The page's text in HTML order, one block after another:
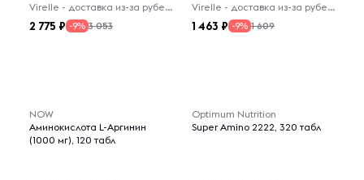
Virelle - доставка из-за рубежа
2 775 -9% 3 053
Virelle - доставка из-за рубежа
1 463 -9% 1 609
NOW
Аминокислота L-Аргинин
(1000 мг), 120 табл
Optimum Nutrition
Super Amino 2222, 320 табл